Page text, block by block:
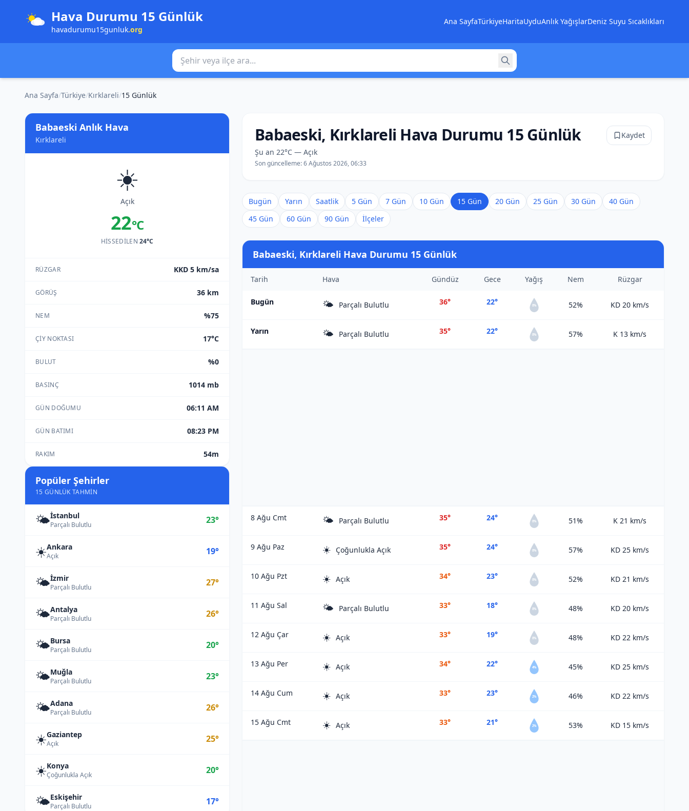
Hava Durumu 15 Günlük
havadurumu15gunluk.org
Ana SayfaTürkiyeHaritaUyduAnlık YağışlarDeniz Suyu Sıcaklıkları
Şehir veya ilçe ara
Ana Sayfa/Türkiye/Kırklareli/15 Günlük
Babaeski Anlık Hava
Kırklareli
☀️
Açık
22°C
HISSEDILEN24°C
RÜZGAR KKD 5 km/sa
GÖRÜŞ 36 km
NEM %75
ÇIY NOKTASI 17°C
BULUT %0
BASINÇ 1014 mb
GÜN DOĞUMU 06:11 AM
GÜN BATIMI 08:23 PM
RAKIM 54m
Popüler Şehirler
15 GÜNLÜK TAHMIN
🌤️İstanbul
Parçalı Bulutlu 23°
☀️Ankara
Açık 19°
🌤️İzmir
Parçalı Bulutlu 27°
🌤️Antalya
Parçalı Bulutlu 26°
🌤️Bursa
Parçalı Bulutlu 20°
🌤️Muğla
Parçalı Bulutlu 23°
🌤️Adana
Parçalı Bulutlu 26°
☀️Gaziantep
Açık 25°
☀️Konya
Çoğunlukla Açık 20°
🌤️Eskişehir
Parçalı Bulutlu 17°
Babaeski, Kırklareli Hava Durumu 15 Günlük
Şu an 22°C — Açık
Son güncelleme:6 Ağustos 2026, 06:33
Kaydet
Bugün Yarın Saatlik 5 Gün 7 Gün 10 Gün 15 Gün 20 Gün 25 Gün 30 Gün
40 Gün
45 Gün
60 Gün 90 Gün İlçeler
Babaeski, Kırklareli Hava Durumu 15 Günlük
Tarih Hava Gündüz Gece Yağış Nem Rüzgar
Bugün 🌤️ Parçalı Bulutlu 36° 22° 0% 52% KD 20 km/s
Yarın 🌤️ Parçalı Bulutlu 35° 22° 0% 57% K 13 km/s
8 Ağu Cmt 🌤️ Parçalı Bulutlu 35° 24° 0% 51% K 21 km/s
9 Ağu Paz ☀️ Çoğunlukla Açık 35° 24° 0% 57% KD 25 km/s
10 Ağu Pzt ☀️ Açık 34° 23° 0% 52% KD 21 km/s
11 Ağu Sal 🌤️ Parçalı Bulutlu 33° 18° 0% 48% KD 20 km/s
12 Ağu Çar ☀️ Açık 33° 19° 0% 48% KD 22 km/s
13 Ağu Per ☀️ Açık 34° 22° 4% 45% KD 25 km/s
14 Ağu Cum ☀️ Açık 33° 23° 2% 46% KD 22 km/s
15 Ağu Cmt ☀️ Açık 33° 21° 2% 53% KD 15 km/s